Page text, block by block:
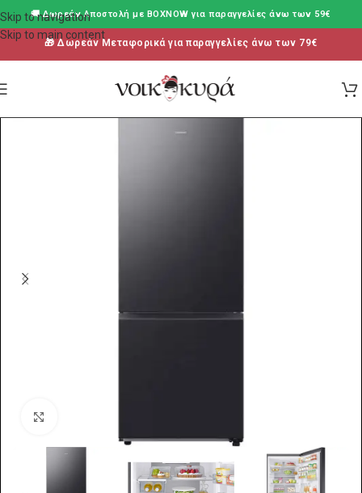
Skip to navigation
Skip to main content
🚚 Δωρεάν Aποστολή με BOXNOW για παραγγελίες άνω των 59€
🎁 Δωρεάν Μεταφορικά για παραγγελίες άνω των 79€